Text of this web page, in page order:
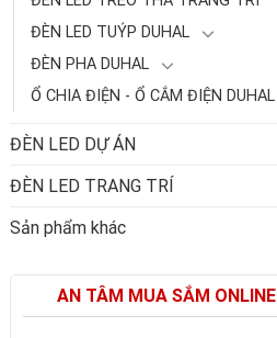
ĐÈN LED TUÝP DUHAL
ĐÈN PHA DUHAL
Ổ CHIA ĐIỆN - Ổ CẮM ĐIỆN DUHAL
ĐÈN LED DỰ ÁN
ĐÈN LED TRANG TRÍ
Sản phẩm khác
AN TÂM MUA SẮM ONLINE